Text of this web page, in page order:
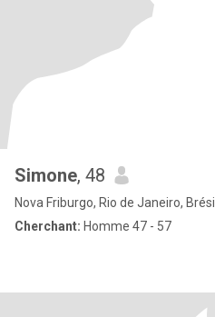
Simone, 48
Nova Friburgo, Rio de Janeiro, Brésil
Cherchant: Homme 47 - 57